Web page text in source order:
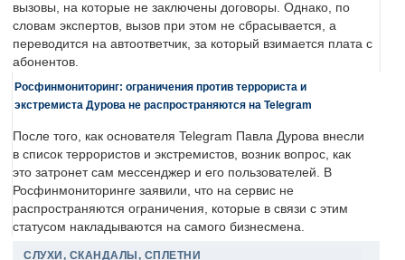
вызовы, на которые не заключены договоры. Однако, по
словам экспертов, вызов при этом не сбрасывается, а
переводится на автоответчик, за который взимается плата с
абонентов.
Росфинмониторинг: ограничения против террориста и
экстремиста Дурова не распространяются на Telegram
После того, как основателя Telegram Павла Дурова внесли
в список террористов и экстремистов, возник вопрос, как
это затронет сам мессенджер и его пользователей. В
Росфинмониторинге заявили, что на сервис не
распространяются ограничения, которые в связи с этим
статусом накладываются на самого бизнесмена.
СЛУХИ, СКАНДАЛЫ, СПЛЕТНИ